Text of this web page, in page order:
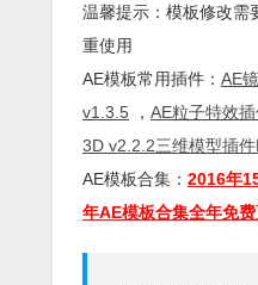
温馨提示：模板修改需
重使用
AE模板常用插件： AE
v1.3.5 ， AE粒子特效
3D v2.2.2三维模型插
AE模板合集： 2016年
年AE模板合集全年免